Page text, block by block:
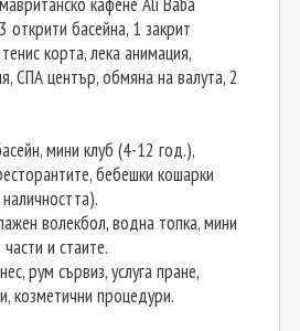
открити басейна, 1 закрит
корта, лека анимация,
СПА център, обмяна на валута, 2
мини клуб (4-12 год.),
бебешки кошарки
волекбол, водна топка, мини
и стаите.
рум сървиз, услуга пране,
козметични процедури.